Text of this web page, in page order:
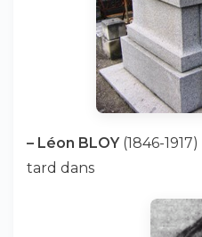
– Léon BLOY(1846-
tard dans